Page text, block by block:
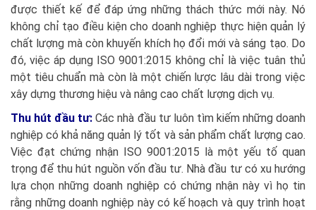
được thiết kế để đáp ứng những thách thức mới này. Nó
không chỉ tạo điều kiện cho doanh nghiệp thực hiện quản lý
chất lượng mà còn khuyến khích họ đổi mới và sáng tạo. Do
đó, việc áp dụng ISO 9001:2015 không chỉ là việc tuân thủ
một tiêu chuẩn mà còn là một chiến lược lâu dài trong việc
xây dựng thương hiệu và nâng cao chất lượng dịch vụ.
Thu hút đầu tư: Các nhà đầu tư luôn tìm kiếm những doanh
nghiệp có khả năng quản lý tốt và sản phẩm chất lượng cao.
Việc đạt chứng nhận ISO 9001:2015 là một yếu tố quan
trọng để thu hút nguồn vốn đầu tư. Nhà đầu tư có xu hướng
lựa chọn những doanh nghiệp có chứng nhận này vì họ tin
rằng những doanh nghiệp này có kế hoạch và quy trình hoạt